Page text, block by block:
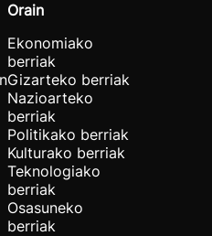
Orain
Ekonomiako
berriak
Gizarteko berriak
Nazioarteko
berriak
Politikako berriak
Kulturako berriak
Teknologiako
berriak
Osasuneko
berriak